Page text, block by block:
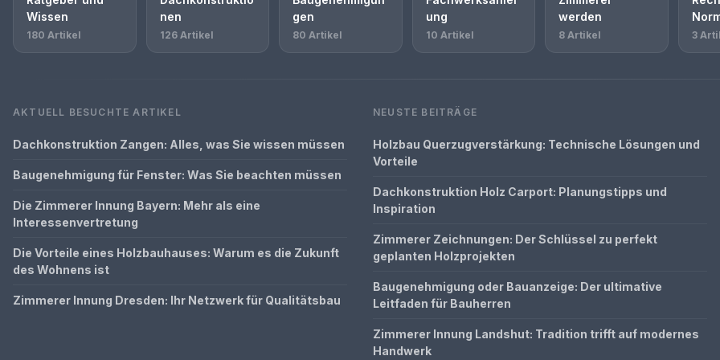
Wissen
180 Artikel
nen
126 Artikel
gen
80 Artikel
ung
10 Artikel
werden
8 Artikel 3
AKTUELL BESUCHTE ARTIKEL
Dachkonstruktion Zangen: Alles, was Sie wissen müssen
Baugenehmigung für Fenster: Was Sie beachten müssen
Die Zimmerer Innung Bayern: Mehr als eine
Interessenvertretung
Die Vorteile eines Holzbauhauses: Warum es die Zukunft
des Wohnens ist
Zimmerer Innung Dresden: Ihr Netzwerk für Qualitätsbau
NEUSTE BEITRÄGE
Holzbau Querzugverstärkung: Technische Lösungen und
Vorteile
Dachkonstruktion Holz Carport: Planungstipps und
Inspiration
Zimmerer Zeichnungen: Der Schlüssel zu perfekt
geplanten Holzprojekten
Baugenehmigung oder Bauanzeige: Der ultimative
Leitfaden für Bauherren
Zimmerer Innung Landshut: Tradition trifft auf modernes
Handwerk